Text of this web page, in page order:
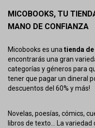
MICOBOOKS, TU
MANO DE CONFIANZA
Micobooks es unatienda
encontrarás una gran
categorías y géneros para
tener que pagar un dineral
descuentos del 60% y más!
Novelas, poesías, cómics,
libros de texto... La variedad